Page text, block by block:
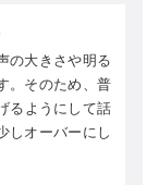
の大きさや明る
。そのため、普
るようにして話
しオーバーにし